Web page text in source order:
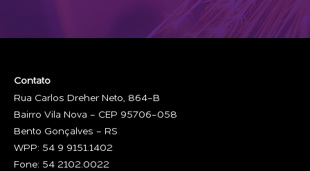
Contato
Rua Carlos Dreher Neto, 864-B
Bairro Vila Nova - CEP 95706-058
Bento Gonçalves - RS
WPP: 54 9 9151.1402
Fone: 54 2102.0022